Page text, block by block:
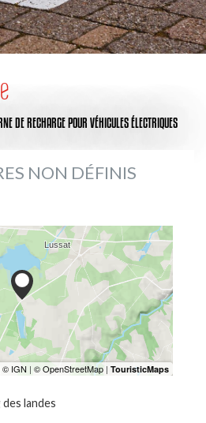
DE RECHARGE POUR VÉHICULES ÉLECTRIQUES
NON DÉFINIS
landes